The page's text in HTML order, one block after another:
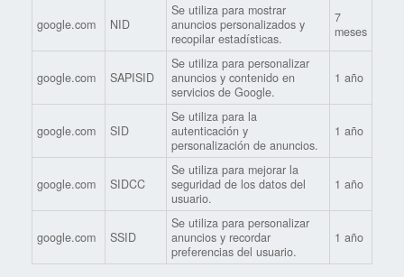
google.com NID
Se utiliza para mostrar
anuncios personalizados y
recopilar estadísticas.
7
meses
google.com SAPISID
Se utiliza para personalizar
anuncios y contenido en
servicios de Google.
1 año
google.com SID
Se utiliza para la
autenticación y
personalización de anuncios.
1 año
google.com SIDCC
Se utiliza para mejorar la
seguridad de los datos del
usuario.
1 año
google.com SSID
Se utiliza para personalizar
anuncios y recordar
preferencias del usuario.
1 año